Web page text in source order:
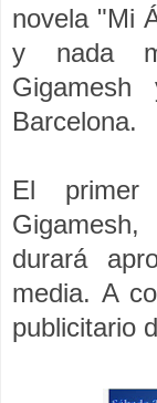
novela "Mi
y nada
Barcelona.
El
durará
media. A
publicitario